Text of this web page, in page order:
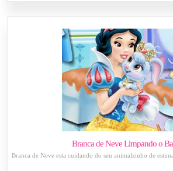
Branca de Neve Limpando o
Branca de Neve esta cuidando do seu animalzinho de